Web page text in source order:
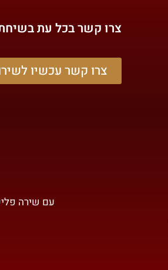
צרו קשר בכל עת
צרו קשר עכשיו לשירות
עם שירה